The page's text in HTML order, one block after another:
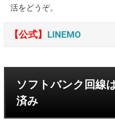
活をどうぞ。
【公式】 LINEMO
ソフトバンク回線
済み